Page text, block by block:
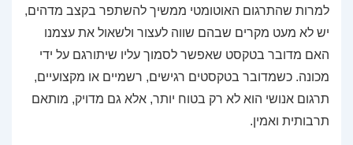
למרות שהתרגום האוטומטי ממשיך להשתפר בקצב מדהים,
יש לא מעט מקרים שבהם שווה לעצור ולשאול את עצמנו
האם מדובר בטקסט שאפשר לסמוך עליו שיתורגם על ידי
מכונה. כשמדובר בטקסטים רגישים, רשמיים או מקצועיים,
תרגום אנושי הוא לא רק בטוח יותר, אלא גם מדויק, מותאם
תרבותית ואמין.